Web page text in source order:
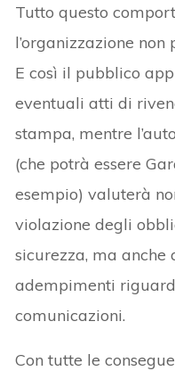
Tutto questo
l’organizzazione
E così il pubblico
eventuali atti di
stampa, mentre
(che potrà essere
esempio) valuterà
violazione degli
sicurezza, ma
adempimenti
comunicazioni.
Con tutte le